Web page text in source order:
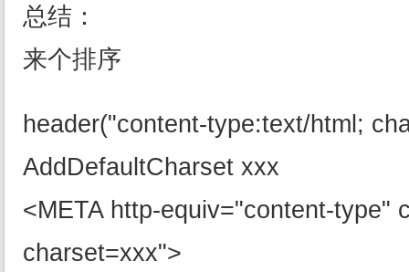
总结：
来个排序
header("content-type:text/html;
AddDefaultCharset xxx
<META http-equiv="content-type"
charset=xxx">